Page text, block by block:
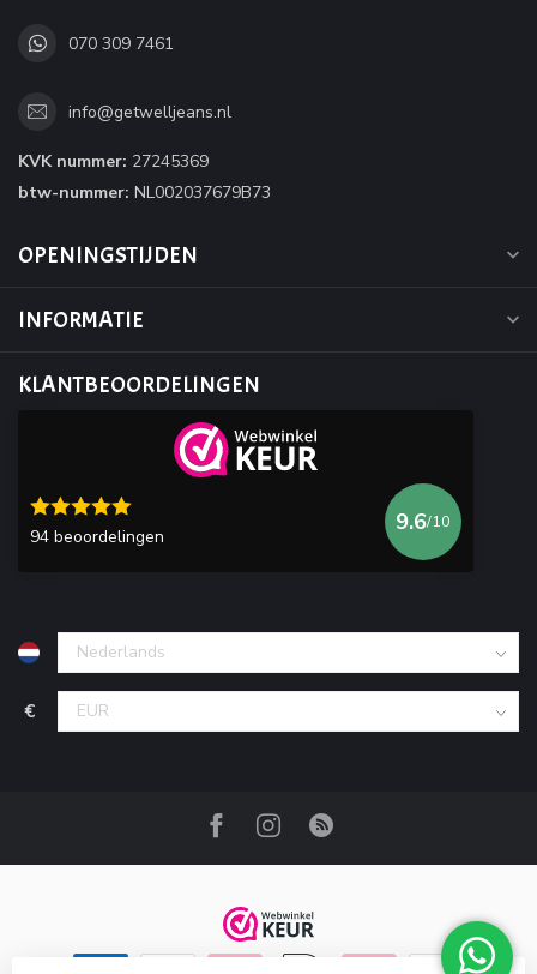
070 309 7461
info@getwelljeans.nl
KVK nummer: 27245369
btw-nummer: NL002037679B73
OPENINGSTIJDEN
INFORMATIE
KLANTBEOORDELINGEN
94 beoordelingen
9.6/10
€